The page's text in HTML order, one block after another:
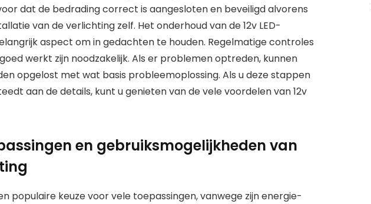
dat de bedrading correct is aangesloten en beveiligd alvorens
van de verlichting zelf. Het onderhoud van de 12v LED-
aspect om in gedachten te houden. Regelmatige controles
werkt zijn noodzakelijk. Als er problemen optreden, kunnen
opgelost met wat basis probleemoplossing. Als u deze stappen
aan de details, kunt u genieten van de vele voordelen van 12v
en gebruiksmogelijkheden van
populaire keuze voor vele toepassingen, vanwege zijn energie-